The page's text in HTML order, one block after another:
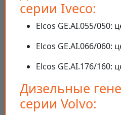
серии Iveco:
Elcos GE.AI.055/050:
Elcos GE.AI.066/060:
Elcos GE.AI.176/160:
Дизельные
серии Volvo: